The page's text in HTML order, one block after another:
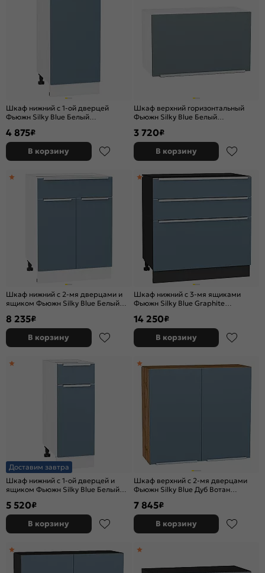
Шкаф нижний с 1-ой дверцей
Фьюжн Silky Blue Белый
4 875₽
В корзину
Шкаф верхний горизонтальный
Фьюжн Silky Blue Белый
3 720₽
В корзину
Шкаф нижний с 2-мя дверцами и
ящиком Фьюжн Silky Blue Белый
8 235₽
В корзину
Шкаф нижний с 3-мя ящиками
Фьюжн Silky Blue Graphite
14 250₽
В корзину
Доставим завтра
Шкаф нижний с 1-ой дверцей и
ящиком Фьюжн Silky Blue Белый
5 520₽
В корзину
Шкаф верхний с 2-мя дверцами
Фьюжн Silky Blue Дуб Вотан
7 845₽
В корзину